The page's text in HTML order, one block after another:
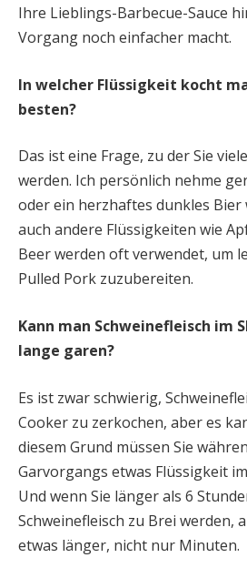
Ihre Lieblings-Barbecue-Sauce
Vorgang noch einfacher macht.
In welcher Flüssigkeit kocht
besten?
Das ist eine Frage, zu der Sie
werden. Ich persönlich nehme
oder ein herzhaftes dunkles Bier
auch andere Flüssigkeiten wie
Beer werden oft verwendet, um
Pulled Pork zuzubereiten.
Kann man Schweinefleisch im
lange garen?
Es ist zwar schwierig,
Cooker zu zerkochen, aber es
diesem Grund müssen Sie
Garvorgangs etwas Flüssigkeit
Und wenn Sie länger als 6
Schweinefleisch zu Brei werden,
etwas länger, nicht nur Minuten.